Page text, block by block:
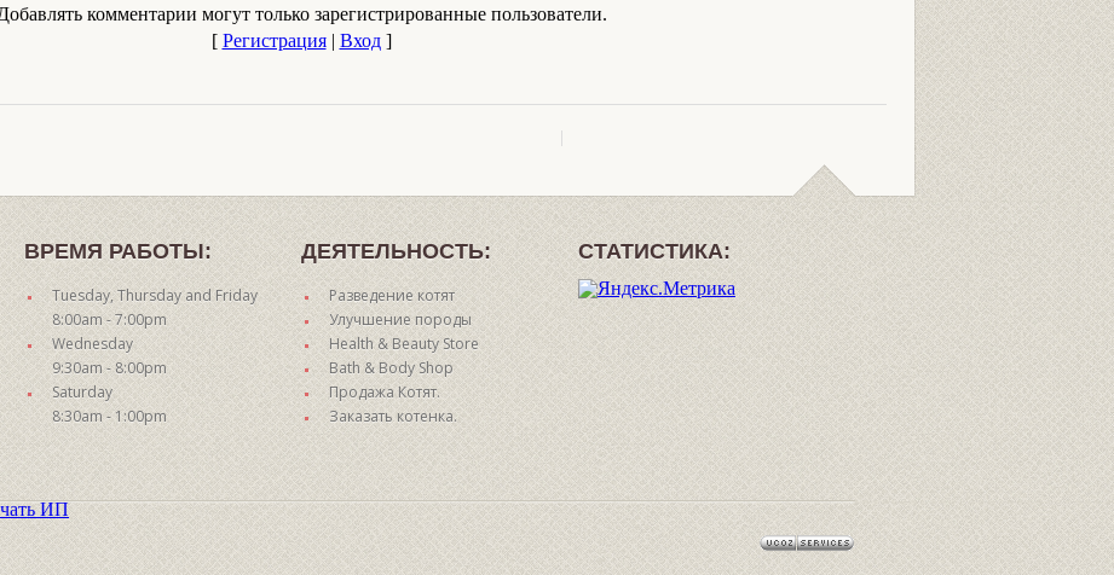
комментарии могут только зарегистрированные пользователи.
[ Регистрация| Вход]
ВРЕМЯ РАБОТЫ:
Tuesday, Thursday and Friday
8:00am - 7:00pm
Wednesday
9:30am - 8:00pm
Saturday
8:30am - 1:00pm
ДЕЯТЕЛЬНОСТЬ:
Разведение котят
Улучшение породы
Health & Beauty Store
Bath & Body Shop
Продажа Котят.
Заказать котенка.
СТАТИСТИКА:
ИП